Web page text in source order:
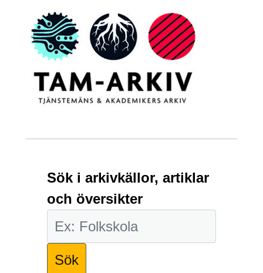
Sök i arkivkällor, artiklar
och översikter